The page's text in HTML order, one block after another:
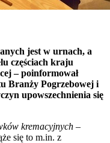
jest w urnach, a
częściach kraju
– poinformował
Branży Pogrzebowej i
upowszechnienia się
kremacyjnych –
się to m.in. z